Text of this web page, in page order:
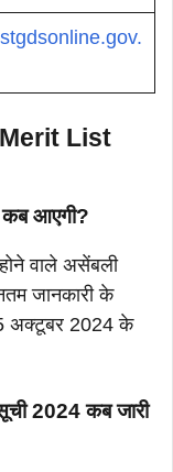
List
कब आएगी?
वाले असेंबली
जानकारी के
5 अक्टूबर 2024 के
2024 कब जारी